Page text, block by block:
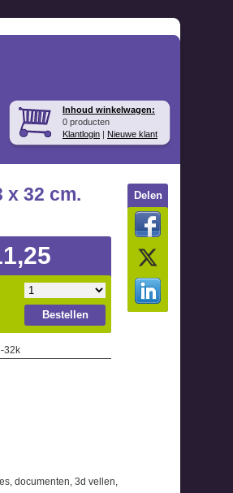
Inhoud winkelwagen:
0 producten
Klantlogin | Nieuwe klant
x 32 cm.
Bestellen
32k
Delen
documenten, 3d vellen,